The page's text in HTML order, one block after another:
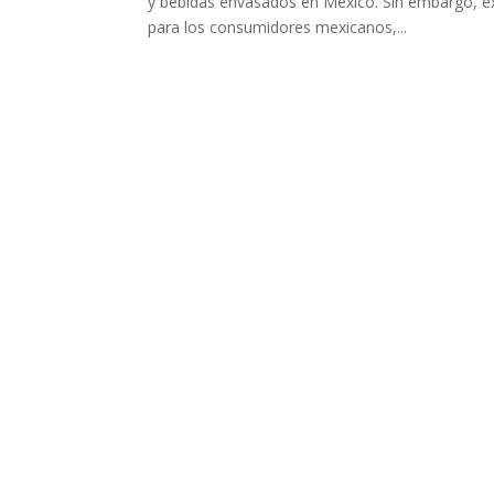
para los consumidores mexicanos,...